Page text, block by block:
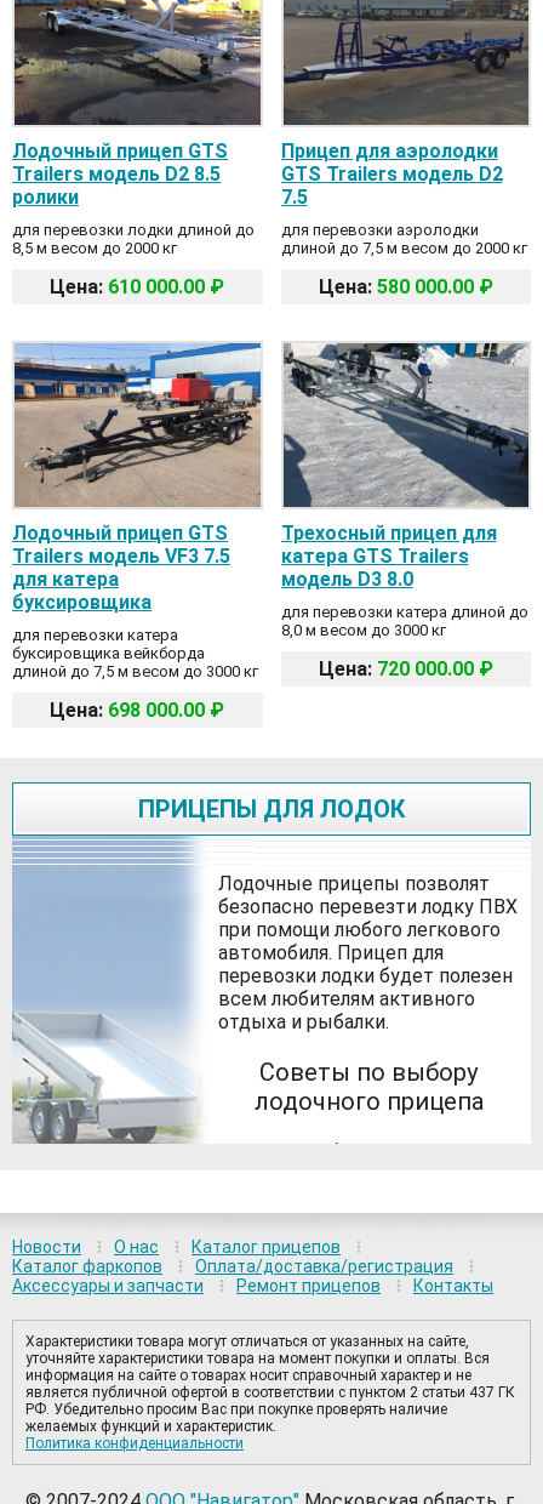
Лодочный прицеп GTS
Trailers модель D2 8.5
ролики
для перевозки лодки длиной до
8,5 м весом до 2000 кг
Цена: 610 000.00 ₽
Прицеп для аэролодки
GTS Trailers модель D2
7.5
для перевозки аэролодки
длиной до 7,5 м весом до 2000 кг
Цена: 580 000.00 ₽
Лодочный прицеп GTS
Trailers модель VF3 7.5
для катера
буксировщика
для перевозки катера
буксировщика вейкборда
длиной до 7,5 м весом до 3000 кг
Цена: 698 000.00 ₽
Трехосный прицеп для
катера GTS Trailers
модель D3 8.0
для перевозки катера длиной до
8,0 м весом до 3000 кг
Цена: 720 000.00 ₽
ПРИЦЕПЫ ДЛЯ ЛОДОК
Лодочные прицепы позволят
безопасно перевезти лодку ПВХ
при помощи любого легкового
автомобиля. Прицеп для
перевозки лодки будет полезен
всем любителям активного
отдыха и рыбалки.
Советы по выбору
лодочного прицепа
Многие любители
без лодок и катеров, благодаря
которым можно порыбачить и
поохотиться в недоступных для
остальных людей местах,
местной природы. Благо, наша
страна богата самыми
разнообразными водоемами,
которые находятся вблизи
практически любого города.
Счастливые владельцы лодок
ряд трудностей, решить
Новости О нас
Каталог прицепов
Каталог фаркопов
Оплата/доставка/регистрация
Аксессуары и запчасти
Ремонт прицепов Контакты
Характеристики товара могут отличаться от указанных на сайте,
уточняйте характеристики товара на момент покупки и оплаты. Вся
информация на сайте о товарах носит справочный характер и не
является публичной офертой в соответствии с пунктом 2 статьи 437 ГК
РФ. Убедительно просим Вас при покупке проверять наличие
желаемых функций и характеристик.
Политика конфиденциальности